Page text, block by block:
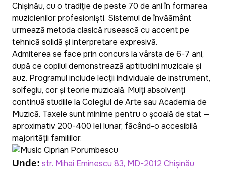
Chișinău, cu o tradiție de peste 70 de ani în formarea
muzicienilor profesioniști. Sistemul de învățământ
urmează metoda clasică rusească cu accent pe
tehnică solidă și interpretare expresivă.
Admiterea se face prin concurs la vârsta de 6-7 ani,
după ce copilul demonstrează aptitudini muzicale și
auz. Programul include lecții individuale de instrument,
solfegiu, cor și teorie muzicală. Mulți absolvenți
continuă studiile la Colegiul de Arte sau Academia de
Muzică. Taxele sunt minime pentru o școală de stat —
aproximativ 200-400 lei lunar, făcând-o accesibilă
majorității familiilor.
Unde: str. Mihai Eminescu 83, MD-2012 Chișinău